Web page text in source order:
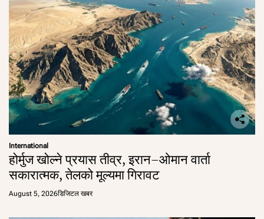
International
होर्मुज खोल्ने प्रयास तीव्र, इरान–ओमान वार्ता
सकारात्मक, तेलको मूल्यमा गिरावट
August 5, 2026डिजिटल खबर